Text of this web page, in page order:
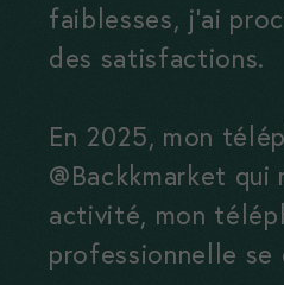
faiblesses, j’ai
des satisfactions.
En 2025, mon
@Backkmarket
activité, mon
professionnelle se